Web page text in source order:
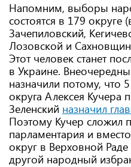
Напомним, выборы
состоятся в 179 округе
Зачепиловский,
Лозовской и
Этот человек станет
в Украине.
назначили потому, что
округа Алексея Кучера
Зеленский назначил
Поэтому Кучер сложил
парламентария и
округ в Верховной
другой народный